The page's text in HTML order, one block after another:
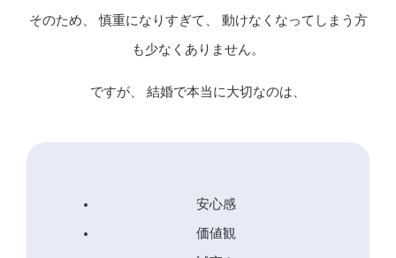
そのため、 慎重になりすぎて、 動けなくなってしまう方
も少なくありません。
ですが、 結婚で本当に大切なのは、
安心感
価値観